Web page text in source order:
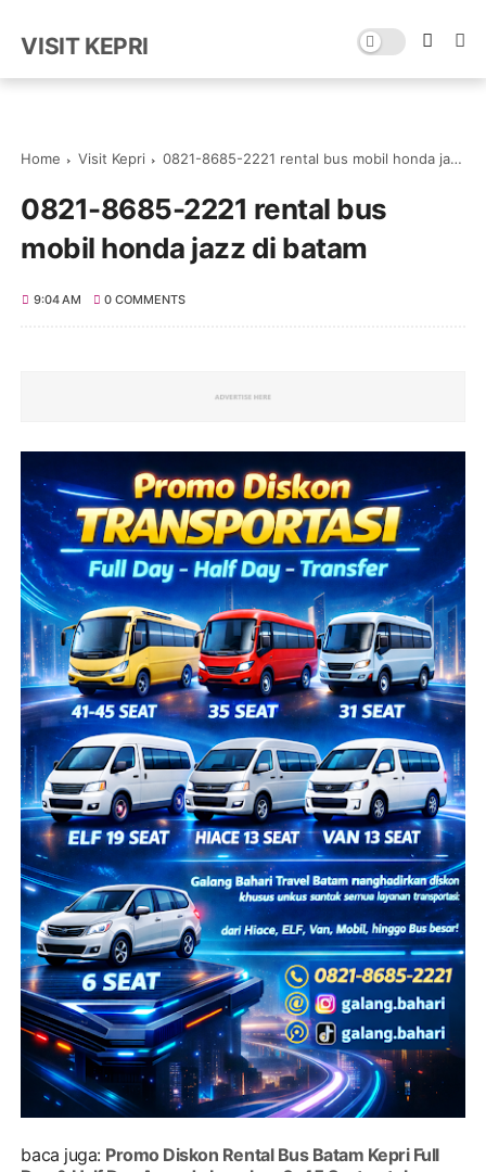
VISIT KEPRI
Home Visit Kepri 0821-8685-2221 rental bus mobil honda jazz di batam
0821-8685-2221 rental bus
mobil honda jazz di batam
9:04 AM 0 COMMENTS
baca juga: Promo Diskon Rental Bus Batam Kepri Full